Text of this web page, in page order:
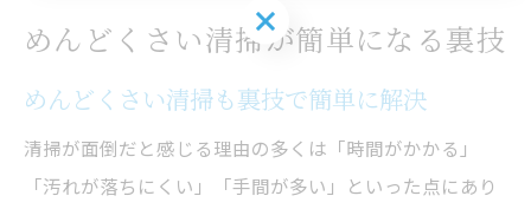
めんどくさい清掃が簡単になる裏技
めんどくさい清掃も裏技で簡単に解決
清掃が面倒だと感じる理由の多くは「時間がかかる」
「汚れが落ちにくい」「手間が多い」といった点にあり
お問い合わせはこちら